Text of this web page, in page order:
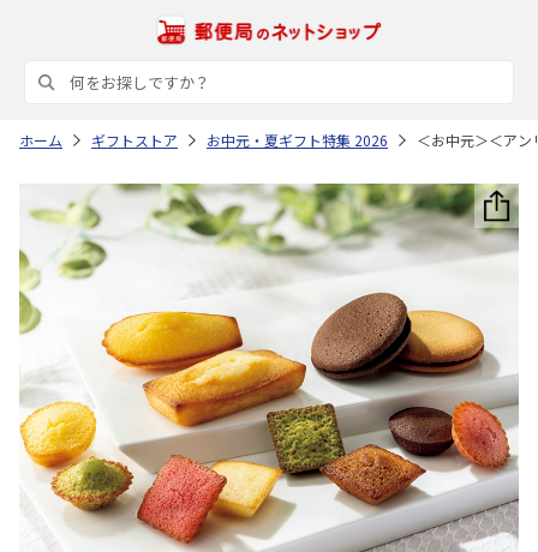
ホーム ギフトストア お中元・夏ギフト特集 2026 ＜お中元＞＜ア